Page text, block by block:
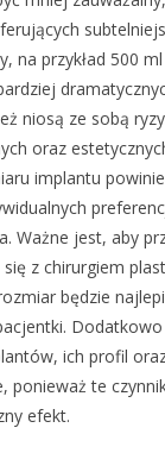
na przykład 500
niosą ze sobą
oraz
implantu
Ważne jest, aby
z chirurgiem
będzie
ich profil
ponieważ te
efekt.